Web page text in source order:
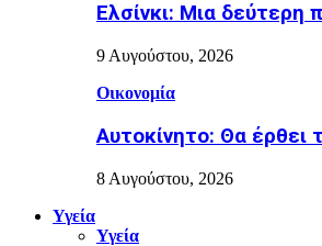
Ελσίνκι: Mια
9 Αυγούστου, 2026
Οικονομία
Αυτοκίνητο: Θα έρθει
8 Αυγούστου, 2026
Υγεία
Υγεία